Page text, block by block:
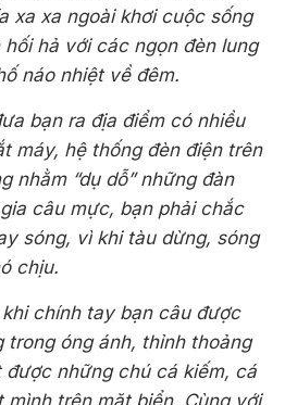
xa xa ngoài khơi cuộc sống
hối hả với các ngọn đèn lung
náo nhiệt về đêm.
bạn ra địa điểm có nhiều
máy, hệ thống đèn điện trên
nhằm “dụ dỗ” những đàn
câu mực, bạn phải chắc
sóng, vì khi tàu dừng, sóng
chịu.
chính tay bạn câu được
óng ánh, thỉnh thoảng
những chú cá kiếm, cá